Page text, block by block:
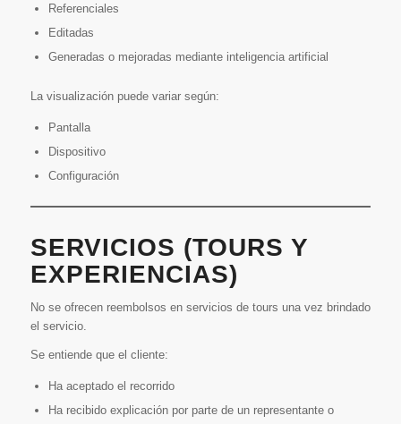
Referenciales
Editadas
Generadas o mejoradas mediante inteligencia artificial
La visualización puede variar según:
Pantalla
Dispositivo
Configuración
SERVICIOS (TOURS Y
EXPERIENCIAS)
No se ofrecen reembolsos en servicios de tours una vez brindado
el servicio.
Se entiende que el cliente:
Ha aceptado el recorrido
Ha recibido explicación por parte de un representante o